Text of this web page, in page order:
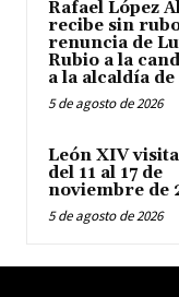
Rafael López
recibe sin
renuncia de
Rubio a la
a la alcaldía
5 de agosto de 2026
León XIV
del 11 al 17 de
noviembre de
5 de agosto de 2026